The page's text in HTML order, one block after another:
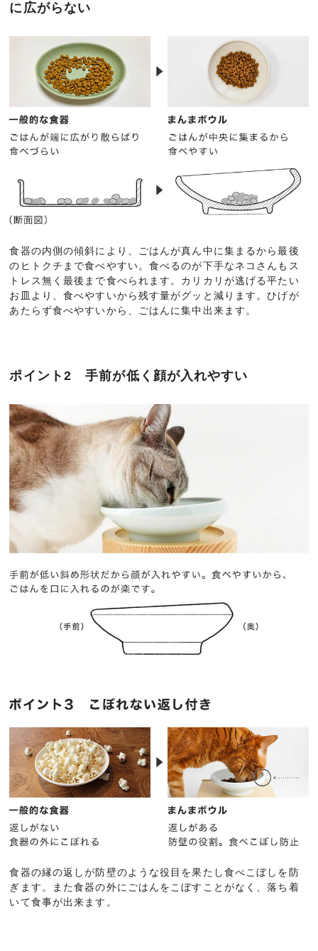
に広がらない
食器の内側の傾斜により、ごはんが真ん中に集まるから最後
のヒトクチまで食べやすい。食べるのが下手なネコさんもス
トレス無く最後まで食べられます。カリカリが逃げる平たい
お皿より、食べやすいから残す量がグッと減ります。ひげが
あたらず食べやすいから、ごはんに集中出来ます。
ポイント2 手前が低く顔が入れやすい
食器の縁の返しが防壁のような役目を果たし食べこぼしを防
ぎます。また食器の外にごはんをこぼすことがなく、落ち着
いて食事が出来ます。